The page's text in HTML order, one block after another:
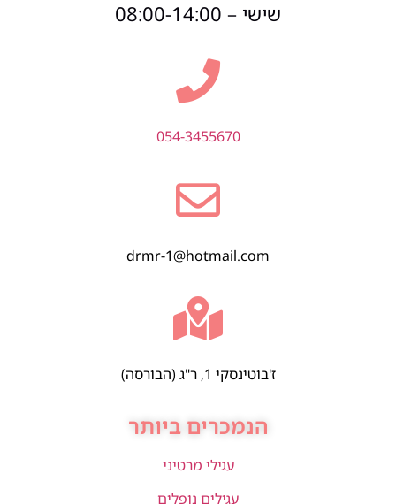
שישי – 08:00-14:00
054-3455670
drmr-1@hotmail.com
ז'בוטינסקי 1, ר"ג (הבורסה)
הנמכרים ביותר
עגילי מרטיני
עגילים נופלים